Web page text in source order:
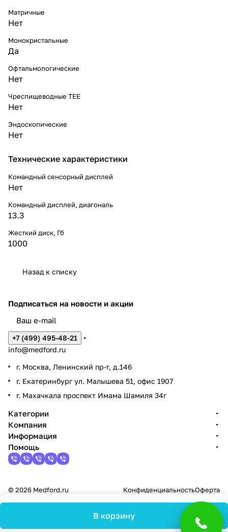
Матричные
Нет
Монокристальные
Да
Офтальмологические
Нет
Чреспищеводные TEE
Нет
Эндоскопические
Нет
Технические характеристики
Командный сенсорный дисплей
Нет
Командный дисплей, диагональ
13.3
Жесткий диск, Гб
1000
Назад к списку
В корзину
Подписаться на новости и акции
+7 (499) 495-48-21
info@medford.ru
г. Москва, Ленинский пр-т, д.146
г. Екатеринбург ул. Малышева 51, офис 1907
г. Махачкала проспект Имама Шамиля 34г
Категории
Компания
Информация
Помощь
© 2026 Medford.ru КонфиденциальностьОферта